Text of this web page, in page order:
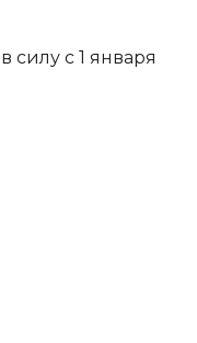
силу с 1 января